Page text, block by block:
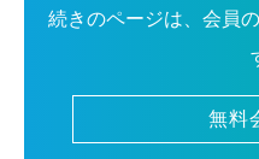
続きのページは、会員
無料